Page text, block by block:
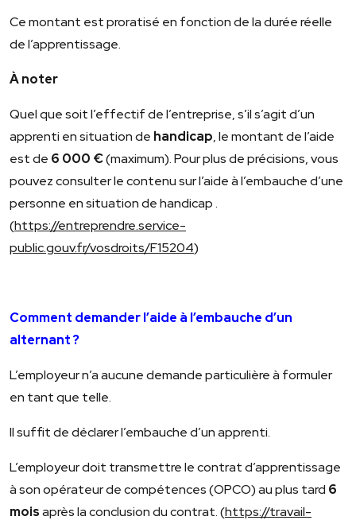
Ce montant est proratisé en fonction de la durée réelle
de l’apprentissage.
À noter
Quel que soit l’effectif de l’entreprise, s’il s’agit d’un
apprenti en situation de handicap, le montant de l’aide
est de 6 000 €(maximum). Pour plus de précisions, vous
pouvez consulter le contenu sur l’aide à l’embauche d’une
personne en situation de handicap .
(https://entreprendre.service-
public.gouv.fr/vosdroits/F15204)
Comment demander l’aide à l’embauche d’un
alternant ?
L’employeur n’a aucune demande particulière à formuler
en tant que telle.
Il suffit de déclarer l’embauche d’un apprenti.
L’employeur doit transmettre le contrat d’apprentissage
à son opérateur de compétences (OPCO) au plus tard 6
moisaprès la conclusion du contrat. (https://travail-